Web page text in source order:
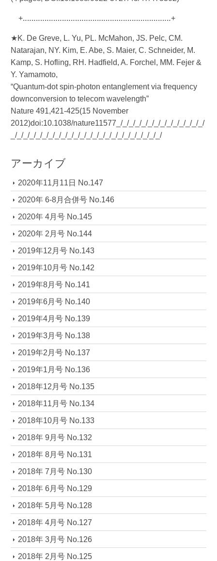
+‥‥‥‥‥‥‥‥‥‥‥‥‥‥‥‥‥‥‥‥‥‥‥‥‥‥‥‥‥‥‥‥‥‥+
★K. De Greve, L. Yu, PL. McMahon, JS. Pelc, CM.
Natarajan, NY. Kim, E. Abe, S. Maier, C. Schneider, M.
Kamp, S. Hofling, RH. Hadfield, A. Forchel, MM. Fejer &
Y. Yamamoto,
“Quantum-dot spin-photon entanglement via frequency
downconversion to telecom wavelength”
Nature 491,421-425(15 November
2012)doi:10.1038/nature11577_/_/_/_/_/_/_/_/_/_/_/_/_/_/
_/_/_/_/_/_/_/_/_/_/_/_/_/_/_/_/_/_/_/_/_/_/_/_/
アーカイブ
2020年11月11日 No.147
2020年 6-8月合併号 No.146
2020年 4月号 No.145
2020年 2月号 No.144
2019年12月号 No.143
2019年10月号 No.142
2019年8月号 No.141
2019年6月号 No.140
2019年4月号 No.139
2019年3月号 No.138
2019年2月号 No.137
2019年1月号 No.136
2018年12月号 No.135
2018年11月号 No.134
2018年10月号 No.133
2018年 9月号 No.132
2018年 8月号 No.131
2018年 7月号 No.130
2018年 6月号 No.129
2018年 5月号 No.128
2018年 4月号 No.127
2018年 3月号 No.126
2018年 2月号 No.125